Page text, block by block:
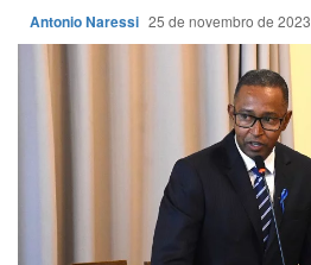
Antonio Naressi 25 de novembro de 2023